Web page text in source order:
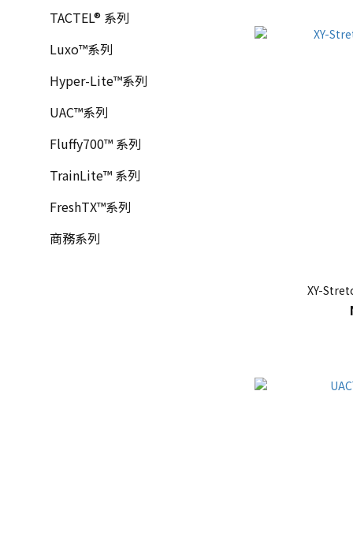
TACTEL® 系列
Luxo™系列
Hyper-Lite™系列
UAC™系列
Fluffy700™ 系列
TrainLite™ 系列
FreshTX™系列
商務系列
XY-